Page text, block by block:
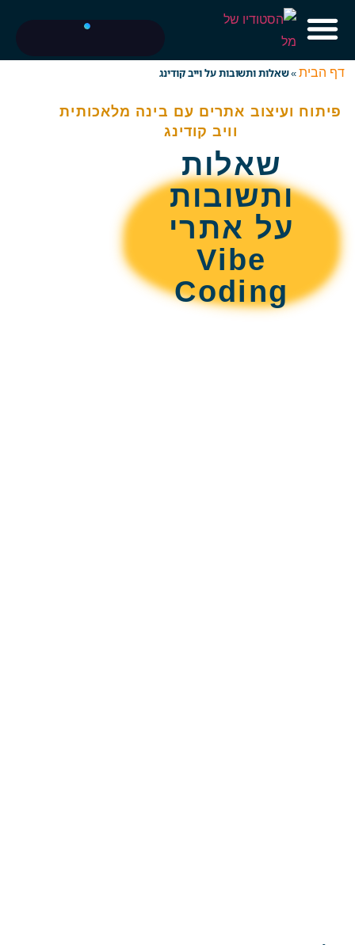
דף הבית»שאלות ותשובות על וייב קודינג
פיתוח ועיצוב אתרים עם בינה מלאכותית
וויב קודינג
שאלות
ותשובות
על אתרי
Vibe
Coding